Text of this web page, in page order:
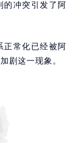
的冲突引发了阿
正常化已经被阿
剧这一现象。